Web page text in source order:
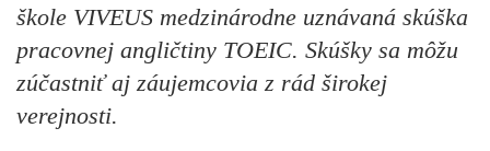
škole VIVEUS medzinárodne uznávaná skúška
pracovnej angličtiny TOEIC. Skúšky sa môžu
zúčastniť aj záujemcovia z rád širokej
verejnosti.